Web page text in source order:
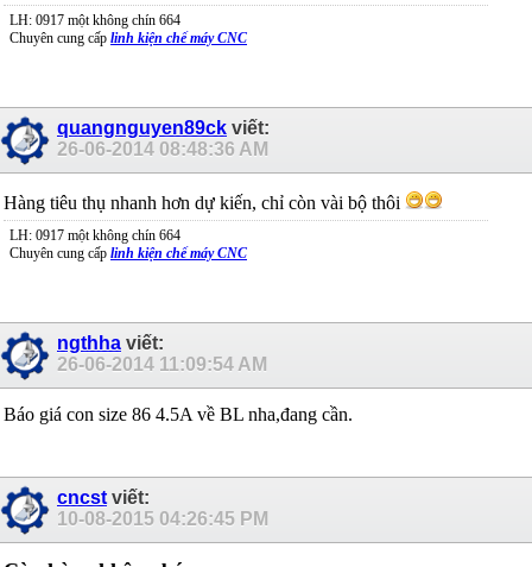
LH: 0917 một không chín 664
Chuyên cung cấp linh kiện chế máy CNC
quangnguyen89ck viết:
26-06-2014 08:48:36 AM
Hàng tiêu thụ nhanh hơn dự kiến, chỉ còn vài bộ thôi
LH: 0917 một không chín 664
Chuyên cung cấp linh kiện chế máy CNC
ngthha viết:
26-06-2014 11:09:54 AM
Báo giá con size 86 4.5A về BL nha,đang cần.
cncst viết:
10-08-2015 04:26:45 PM